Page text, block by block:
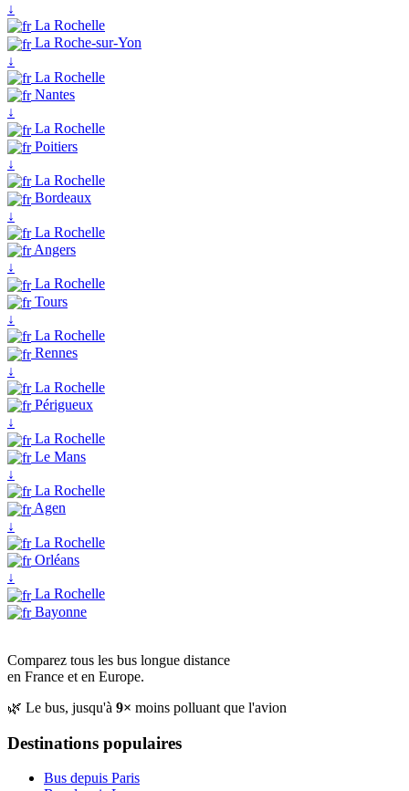
↓
La Rochelle
La Roche-sur-Yon
↓
La Rochelle
Nantes
↓
La Rochelle
Poitiers
↓
La Rochelle
Bordeaux
↓
La Rochelle
Angers
↓
La Rochelle
Tours
↓
La Rochelle
Rennes
↓
La Rochelle
Périgueux
↓
La Rochelle
Le Mans
↓
La Rochelle
Agen
↓
La Rochelle
Orléans
↓
La Rochelle
Bayonne
Comparez tous les bus longue distance
en France et en Europe.
🌿 Le bus, jusqu'à 9× moins polluant que l'avion
Destinations populaires
Bus depuis Paris